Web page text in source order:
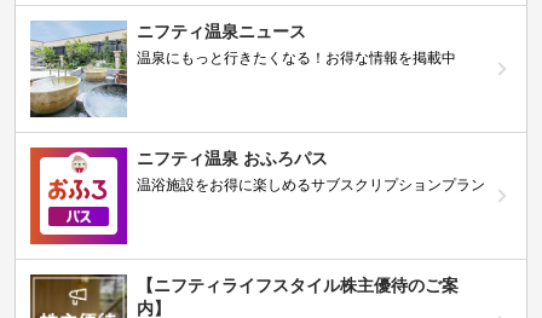
ニフティ温泉ニュース
温泉にもっと行きたくなる！お得な情報を掲載中
ニフティ温泉 おふろパス
温浴施設をお得に楽しめるサブスクリプションプラン
【ニフティライフスタイル株主優待のご案
内】